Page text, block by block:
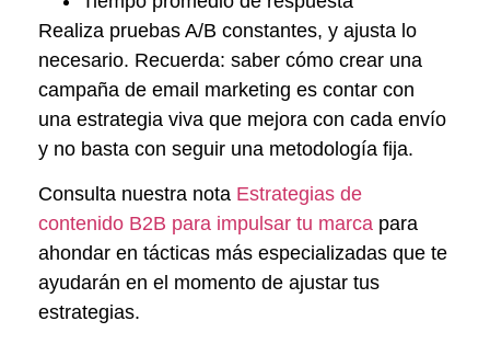
Realiza pruebas A/B constantes, y ajusta lo
necesario. Recuerda: saber cómo crear una
campaña de email marketing es contar con
una estrategia viva que mejora con cada envío
y no basta con seguir una metodología fija.
Consulta nuestra nota Estrategias de
contenido B2B para impulsar tu marca para
ahondar en tácticas más especializadas que te
ayudarán en el momento de ajustar tus
estrategias.